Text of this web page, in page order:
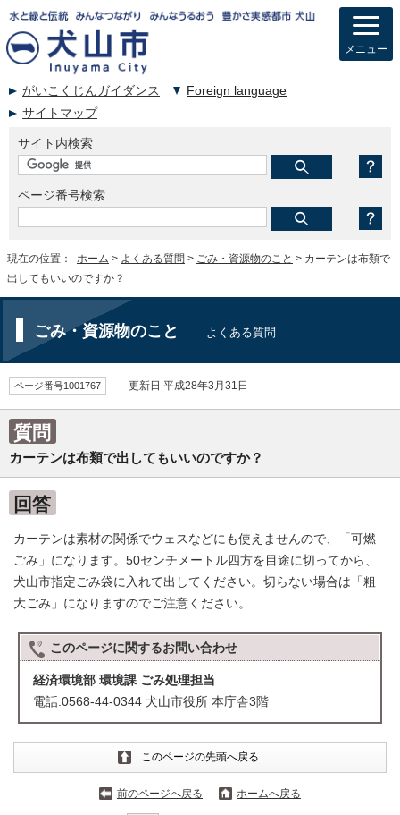
がいこくじんガイダンス
Foreign language
サイトマップ
サイト内検索
ページ番号検索
メニュー
現在の位置： ホーム > よくある質問 > ごみ・資源物のこと > カーテンは布類で
出してもいいのですか？
ごみ・資源物のこと よくある質問
ページ番号1001767 更新日 平成28年3月31日
質問
カーテンは布類で出してもいいのですか？
回答
カーテンは素材の関係でウェスなどにも使えませんので、「可燃
ごみ」になります。50センチメートル四方を目途に切ってから、
犬山市指定ごみ袋に入れて出してください。切らない場合は「粗
大ごみ」になりますのでご注意ください。
このページに関するお問い合わせ
経済環境部 環境課 ごみ処理担当
電話:0568-44-0344 犬山市役所 本庁舎3階
このページの先頭へ戻る
前のページへ戻る ホームへ戻る